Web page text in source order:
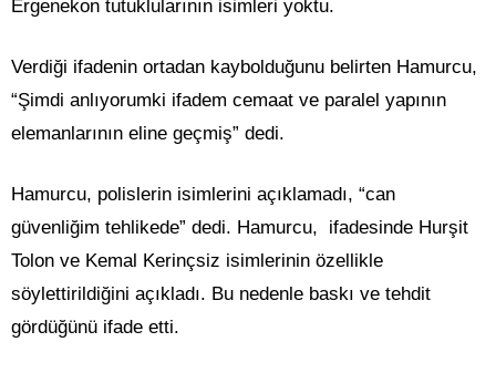
Ergenekon tutuklularının isimleri yoktu.
Verdiği ifadenin ortadan kaybolduğunu belirten Hamurcu,
“Şimdi anlıyorumki ifadem cemaat ve paralel yapının
elemanlarının eline geçmiş” dedi.
Hamurcu, polislerin isimlerini açıklamadı, “can
güvenliğim tehlikede” dedi. Hamurcu, ifadesinde Hurşit
Tolon ve Kemal Kerinçsiz isimlerinin özellikle
söylettirildiğini açıkladı. Bu nedenle baskı ve tehdit
gördüğünü ifade etti.